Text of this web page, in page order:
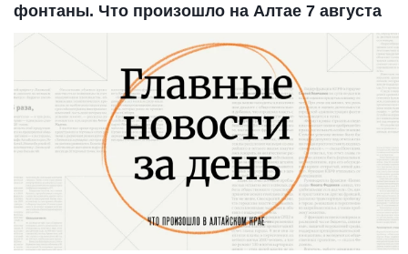
фонтаны. Что произошло на Алтае 7 августа